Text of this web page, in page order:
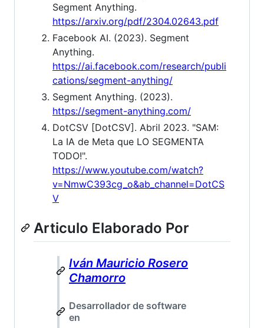
Segment Anything.
https://arxiv.org/pdf/2304.02643.pdf
Facebook AI. (2023). Segment
Anything.
https://ai.facebook.com/research/publi
cations/segment-anything/
Segment Anything. (2023).
https://segment-anything.com/
DotCSV [DotCSV]. Abril 2023. "SAM:
La IA de Meta que LO SEGMENTA
TODO!".
https://www.youtube.com/watch?
v=NmwC393cg_o&ab_channel=DotCS
V
Articulo Elaborado Por
Iván Mauricio Rosero
Chamorro
Desarrollador de software
en